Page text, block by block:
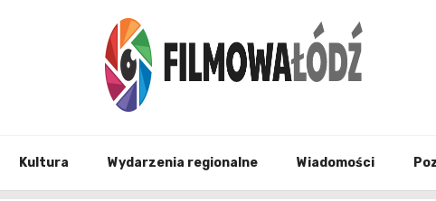
Kultura Wydarzenia regionalne Wiadomości